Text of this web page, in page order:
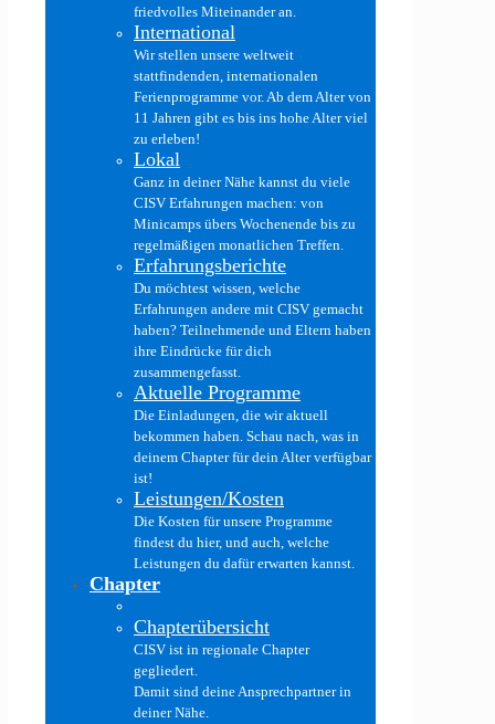
friedvolles Miteinander an.
International
Wir stellen unsere weltweit
stattfindenden, internationalen
Ferienprogramme vor. Ab dem Alter von
11 Jahren gibt es bis ins hohe Alter viel
zu erleben!
Lokal
Ganz in deiner Nähe kannst du viele
CISV Erfahrungen machen: von
Minicamps übers Wochenende bis zu
regelmäßigen monatlichen Treffen.
Erfahrungsberichte
Du möchtest wissen, welche
Erfahrungen andere mit CISV gemacht
haben? Teilnehmende und Eltern haben
ihre Eindrücke für dich
zusammengefasst.
Aktuelle Programme
Die Einladungen, die wir aktuell
bekommen haben. Schau nach, was in
deinem Chapter für dein Alter verfügbar
ist!
Leistungen/Kosten
Die Kosten für unsere Programme
findest du hier, und auch, welche
Leistungen du dafür erwarten kannst.
Chapter
Chapterübersicht
CISV ist in regionale Chapter
gegliedert.
Damit sind deine Ansprechpartner in
deiner Nähe.